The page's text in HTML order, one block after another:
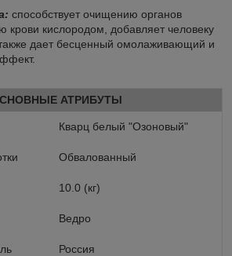
способствует очищению органов
крови кислородом, добавляет человеку
дает бесценный омолаживающий и
АТРИБУТЫ
Кварц белый "Озоновый"
Обвалованный
10.0 (кг)
Ведро
Россия